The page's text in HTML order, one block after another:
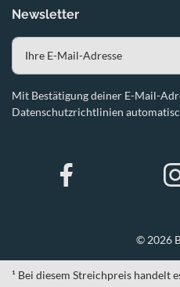
Newsletter
Mit Bestätigung deiner E-Mail-
Datenschutzrichtlinien
© 2026
¹ Bei diesem Streichpreis handelt